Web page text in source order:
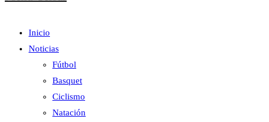
Inicio
Noticias
Fútbol
Basquet
Ciclismo
Natación